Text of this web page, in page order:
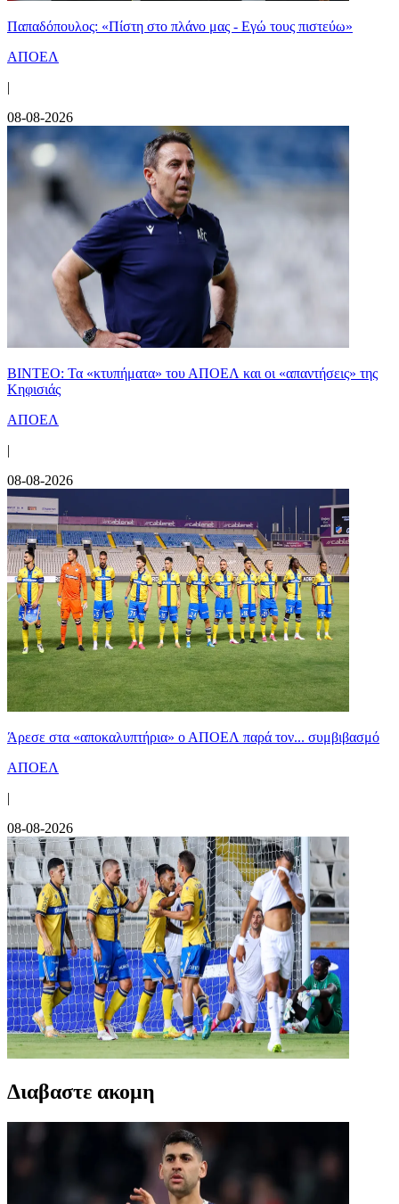
Παπαδόπουλος: «Πίστη στο πλάνο μας - Εγώ τους πιστεύω»
ΑΠΟΕΛ
|
08-08-2026
ΒΙΝΤΕΟ: Τα «κτυπήματα» του ΑΠΟΕΛ και οι «απαντήσεις» της
Κηφισιάς
ΑΠΟΕΛ
|
08-08-2026
Άρεσε στα «αποκαλυπτήρια» ο ΑΠΟΕΛ παρά τον... συμβιβασμό
ΑΠΟΕΛ
|
08-08-2026
Διαβαστε ακομη